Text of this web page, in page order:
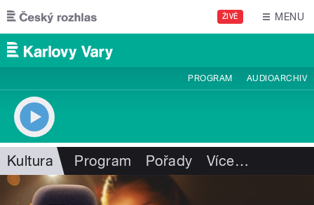
Přejít k hlavnímu obsahu
ŽIVĚ MENU
PROGRAM AUDIOARCHIV
Kultura Program Pořady Více…